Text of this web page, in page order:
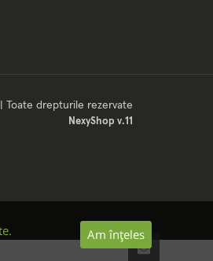
Am înțeles
Toate drepturile rezervate
NexyShop v.11